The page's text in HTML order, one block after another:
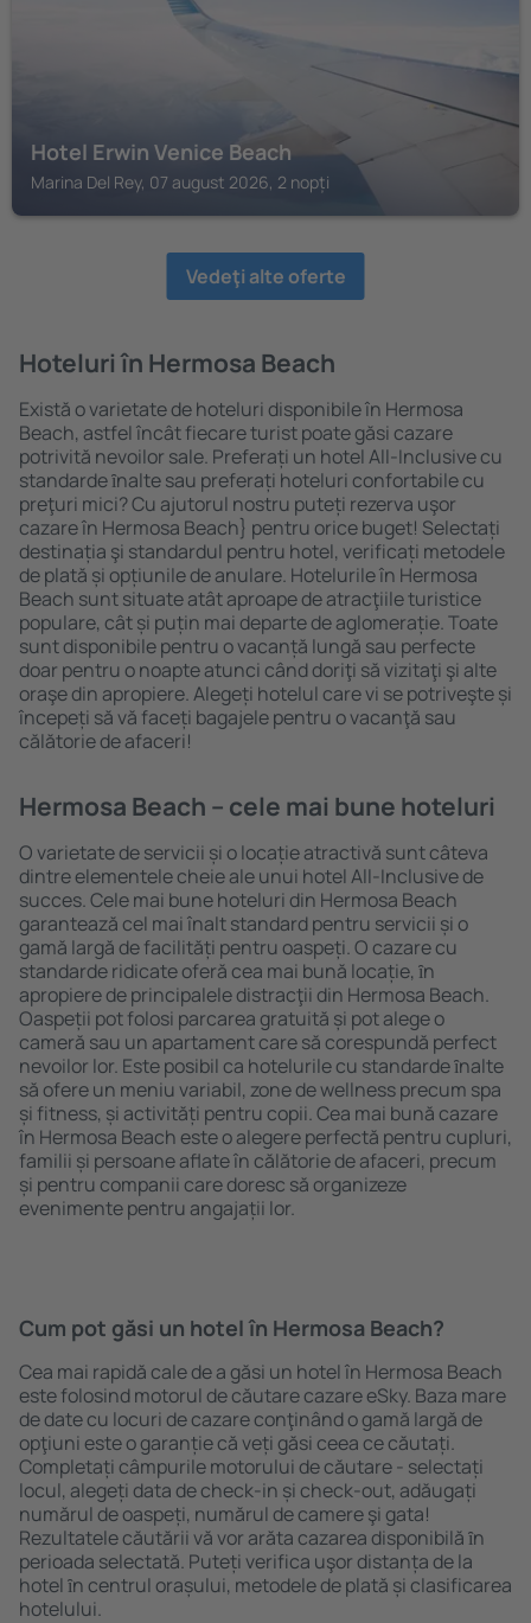
Hotel Erwin Venice Beach
Marina Del Rey, 07 august 2026, 2 nopți
Vedeţi alte oferte
Hoteluri în Hermosa Beach
Există o varietate de hoteluri disponibile în Hermosa
Beach, astfel încât fiecare turist poate găsi cazare
potrivită nevoilor sale. Preferați un hotel All-Inclusive cu
standarde ȋnalte sau preferați hoteluri confortabile cu
preţuri mici? Cu ajutorul nostru puteți rezerva uşor
cazare în Hermosa Beach} pentru orice buget! Selectați
destinația şi standardul pentru hotel, verificați metodele
de plată și opțiunile de anulare. Hotelurile în Hermosa
Beach sunt situate atât aproape de atracţiile turistice
populare, cât și puțin mai departe de aglomerație. Toate
sunt disponibile pentru o vacanță lungă sau perfecte
doar pentru o noapte atunci când doriţi să vizitaţi şi alte
oraşe din apropiere. Alegeți hotelul care vi se potriveşte și
începeți să vă faceți bagajele pentru o vacanţă sau
călătorie de afaceri!
Hermosa Beach – cele mai bune hoteluri
O varietate de servicii și o locație atractivă sunt câteva
dintre elementele cheie ale unui hotel All-Inclusive de
succes. Cele mai bune hoteluri din Hermosa Beach
garantează cel mai înalt standard pentru servicii și o
gamă largă de facilități pentru oaspeți. O cazare cu
standarde ridicate oferă cea mai bună locație, ȋn
apropiere de principalele distracţii din Hermosa Beach.
Oaspeții pot folosi parcarea gratuită și pot alege o
cameră sau un apartament care să corespundă perfect
nevoilor lor. Este posibil ca hotelurile cu standarde ȋnalte
să ofere un meniu variabil, zone de wellness precum spa
și fitness, și activități pentru copii. Cea mai bună cazare
în Hermosa Beach este o alegere perfectă pentru cupluri,
familii și persoane aflate în călătorie de afaceri, precum
și pentru companii care doresc să organizeze
evenimente pentru angajații lor.
Cum pot găsi un hotel în Hermosa Beach?
Cea mai rapidă cale de a găsi un hotel în Hermosa Beach
este folosind motorul de căutare cazare eSky. Baza mare
de date cu locuri de cazare conţinând o gamă largă de
opţiuni este o garanție că veți găsi ceea ce căutați.
Completați câmpurile motorului de căutare - selectați
locul, alegeți data de check-in și check-out, adăugați
numărul de oaspeți, numărul de camere şi gata!
Rezultatele căutării vă vor arăta cazarea disponibilă ȋn
perioada selectată. Puteți verifica uşor distanța de la
hotel ȋn centrul orașului, metodele de plată și clasificarea
hotelului.